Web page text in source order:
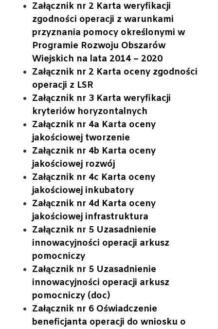
Załącznik nr 2 Karta weryfikacji
zgodności operacji z warunkami
przyznania pomocy określonymi w
Programie Rozwoju Obszarów
Wiejskich na lata 2014 – 2020
Załącznik nr 2 Karta oceny zgodności
operacji z LSR
Załącznik nr 3 Karta weryfikacji
kryteriów horyzontalnych
Załącznik nr 4a Karta oceny
jakościowej tworzenie
Załącznik nr 4b Karta oceny
jakościowej rozwój
Załącznik nr 4c Karta oceny
jakościowej inkubatory
Załącznik nr 4d Karta oceny
jakościowej infrastruktura
Załącznik nr 5 Uzasadnienie
innowacyjności operacji arkusz
pomocniczy
Załącznik nr 5 Uzasadnienie
innowacyjności operacji arkusz
pomocniczy (doc)
Załącznik nr 6 Oświadczenie
beneficjanta operacji do wniosku o